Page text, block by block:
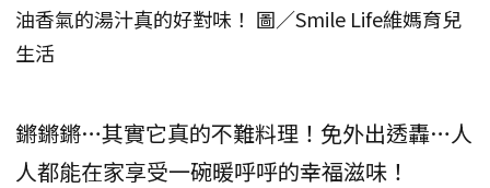
油香氣的湯汁真的好對味！ 圖／Smile Life維媽育兒
生活
鏘鏘鏘…其實它真的不難料理！免外出透轟…人
人都能在家享受一碗暖呼呼的幸福滋味！